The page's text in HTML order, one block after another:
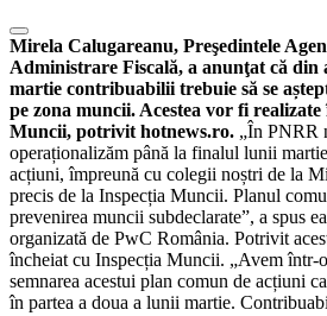
Mirela Calugareanu, Preşedintele
Administrare Fiscală, a anunţat că din
martie contribuabilii trebuie să se
pe zona muncii. Acestea vor fi
Muncii, potrivit hotnews.ro. „În PNRR
operaționalizăm până la finalul lunii
acțiuni, împreună cu colegii noștri de la
precis de la Inspecția Muncii. Planul
prevenirea muncii subdeclarate”, a spus
organizată de PwC România. Potrivit
încheiat cu Inspecția Muncii. „Avem într-
semnarea acestui plan comun de acțiuni
în partea a doua a lunii martie.